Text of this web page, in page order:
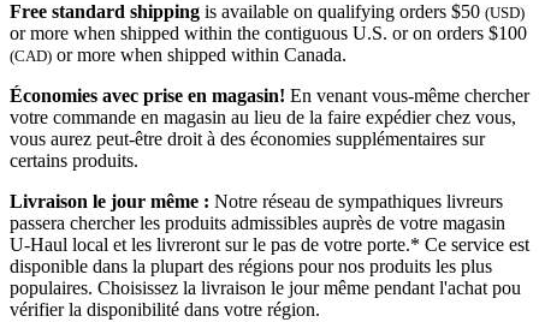
Free standard shipping is available on qualifying orders $50 (USD)
or more when shipped within the contiguous U.S. or on orders $100
(CAD) or more when shipped within Canada.
Économies avec prise en magasin! En venant vous-même chercher
votre commande en magasin au lieu de la faire expédier chez vous,
vous aurez peut-être droit à des économies supplémentaires sur
certains produits.
Livraison le jour même : Notre réseau de sympathiques livreurs
passera chercher les produits admissibles auprès de votre magasin
U-Haul local et les livreront sur le pas de votre porte.* Ce service est
disponible dans la plupart des régions pour nos produits les plus
populaires. Choisissez la livraison le jour même pendant l'achat pou
vérifier la disponibilité dans votre région.